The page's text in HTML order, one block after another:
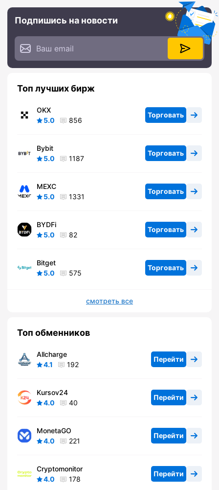
Подпишись на новости
Топ лучших бирж
OKX
5.0
856
Торговать
Bybit
5.0
1187
Торговать
MEXC
5.0
1331
Торговать
BYDFi
5.0
82
Торговать
Bitget
5.0
575
Торговать
смотреть все
Топ обменников
Allcharge
4.1
192
Перейти
Kursov24
4.0
40
Перейти
MonetaGO
4.0
221
Перейти
Cryptomonitor
4.0
178
Перейти